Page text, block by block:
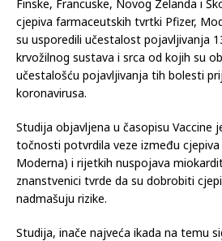
Finske, Francuske, Novog Zelanda i
cjepiva farmaceutskih tvrtki Pfizer,
su usporedili učestalost pojavljivanja
krvožilnog sustava i srca od kojih su
učestalošću pojavljivanja tih bolesti
koronavirusa.
Studija objavljena u časopisu Vaccine
točnosti potvrdila veze između cjepiva
Moderna) i rijetkih nuspojava
znanstvenici tvrde da su dobrobiti
nadmašuju rizike.
Studija, inače najveća ikada na temu